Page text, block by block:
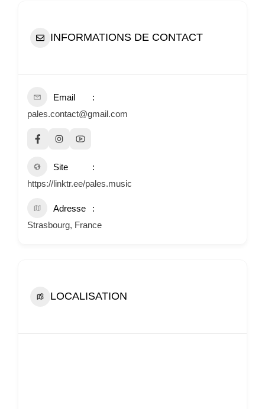
INFORMATIONS DE CONTACT
Email
pales.contact@gmail.com
Site
https://linktr.ee/pales.music
Adresse
Strasbourg, France
LOCALISATION